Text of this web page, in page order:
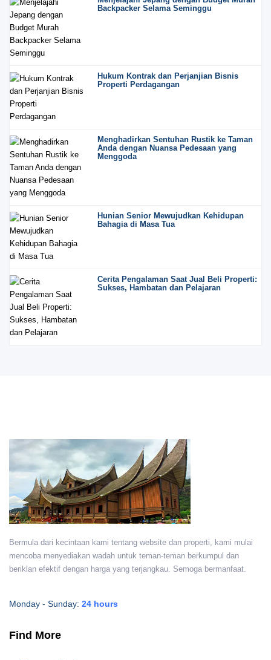
Backpacker Selama Seminggu
Hukum Kontrak dan Perjanjian Bisnis
Properti Perdagangan
Menghadirkan Sentuhan Rustik ke Taman
Anda dengan Nuansa Pedesaan yang
Menggoda
Hunian Senior Mewujudkan Kehidupan
Bahagia di Masa Tua
Cerita Pengalaman Saat Jual Beli Properti:
Sukses, Hambatan dan Pelajaran
Bermula dari kecintaan kami tentang website dan properti, kami mulai
mencoba menyediakan wadah untuk teman-teman berkumpul dan
beriklan efektif dengan harga yang terjangkau. Semoga bermanfaat.
Monday - Sunday: 24 hours
Find More